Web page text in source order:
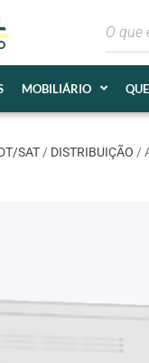
MOBILIÁRIO
SAT/ DISTRIBUIÇÃO /